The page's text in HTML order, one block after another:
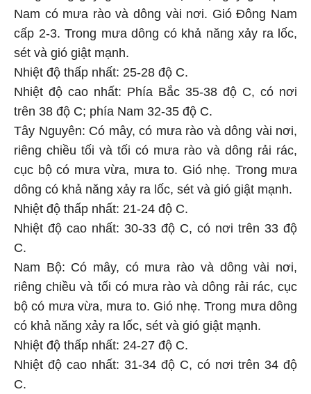
Nam có mưa rào và dông vài nơi. Gió Đông Nam
cấp 2-3. Trong mưa dông có khả năng xảy ra lốc,
sét và gió giật mạnh.
Nhiệt độ thấp nhất: 25-28 độ C.
Nhiệt độ cao nhất: Phía Bắc 35-38 độ C, có nơi
trên 38 độ C; phía Nam 32-35 độ C.
Tây Nguyên: Có mây, có mưa rào và dông vài nơi,
riêng chiều tối và tối có mưa rào và dông rải rác,
cục bộ có mưa vừa, mưa to. Gió nhẹ. Trong mưa
dông có khả năng xảy ra lốc, sét và gió giật mạnh.
Nhiệt độ thấp nhất: 21-24 độ C.
Nhiệt độ cao nhất: 30-33 độ C, có nơi trên 33 độ
C.
Nam Bộ: Có mây, có mưa rào và dông vài nơi,
riêng chiều và tối có mưa rào và dông rải rác, cục
bộ có mưa vừa, mưa to. Gió nhẹ. Trong mưa dông
có khả năng xảy ra lốc, sét và gió giật mạnh.
Nhiệt độ thấp nhất: 24-27 độ C.
Nhiệt độ cao nhất: 31-34 độ C, có nơi trên 34 độ
C.